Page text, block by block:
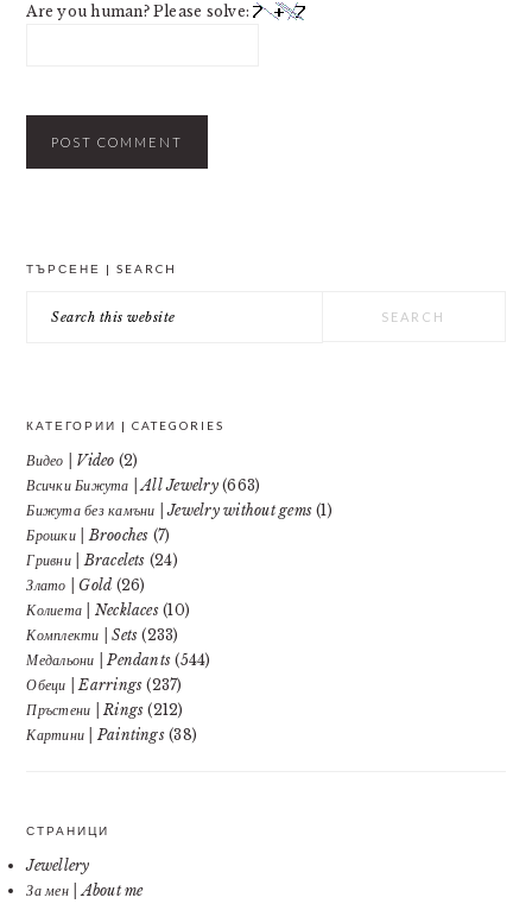
Are you human? Please solve:
ТЪРСЕНЕ | SEARCH
this
КАТЕГОРИИ | CATEGORIES
Видео | Video (2)
Всички Бижута | All Jewelry(663)
Бижута без камъни | Jewelry without gems (1)
Брошки | Brooches (7)
Гривни | Bracelets (24)
Злато | Gold (26)
Колиета | Necklaces(10)
Комплекти | Sets (233)
Медальони | Pendants (544)
Обеци | Earrings (237)
Пръстени | Rings (212)
Картини | Paintings(38)
СТРАНИЦИ
Jewellery
За мен | About me